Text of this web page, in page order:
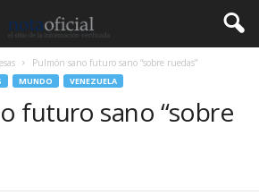
Pulmón sano futuro sano “sobre ruedas”
MUNDO VENEZUELA
futuro sano “sobre